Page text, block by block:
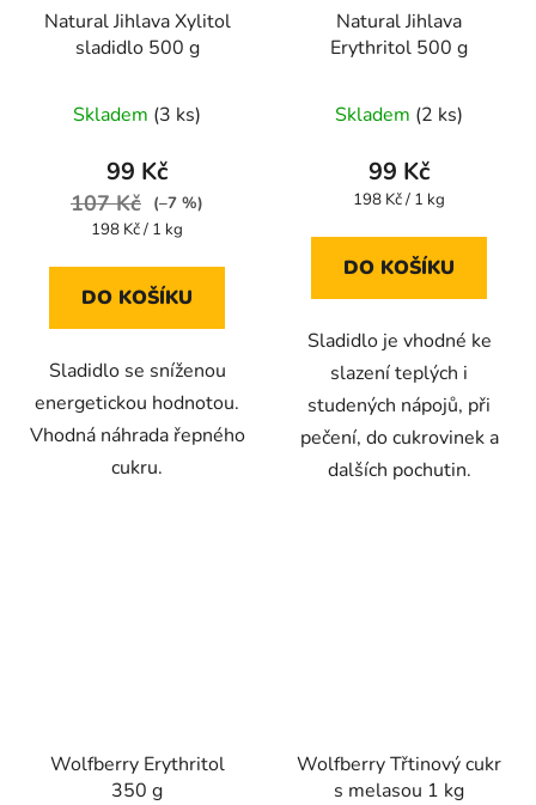
Natural Jihlava Xylitol
sladidlo 500 g
Skladem (3 ks)
99 Kč
107 Kč
(–7 %)
Měrná
198 Kč / 1 kg
DO KOŠÍKU
Sladidlo se sníženou
energetickou hodnotou.
Vhodná náhrada řepného
cukru.
Natural Jihlava
Erythritol 500 g
Skladem (2 ks)
99 Kč
Měrná
198 Kč / 1 kg
DO KOŠÍKU
Sladidlo je vhodné ke
slazení teplých i
studených nápojů, při
pečení, do cukrovinek a
dalších pochutin.
Wolfberry Erythritol
350 g
Wolfberry Třtinový cukr
s melasou 1 kg